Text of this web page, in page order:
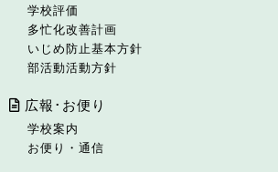
学校評価
多忙化改善計画
いじめ防止基本方針
部活動活動方針
広報･お便り
学校案内
お便り・通信